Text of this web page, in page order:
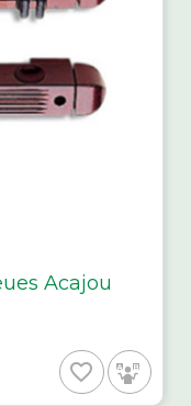
Acajou
favorite_border